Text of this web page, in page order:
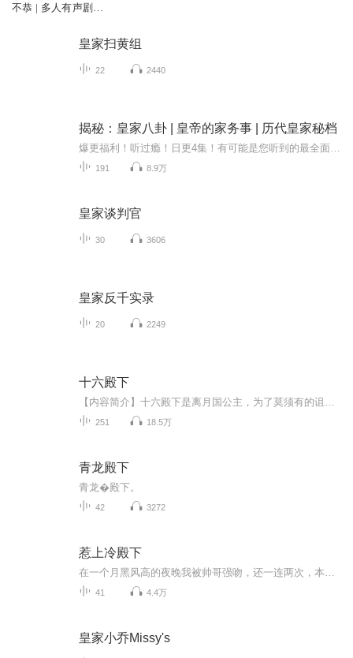
不恭 | 多人有声剧、
皇家扫黄组
22 2440
揭秘：皇家八卦 | 皇帝的家务事 | 历代皇家秘档
191 8.9万
皇家谈判官
30 3606
皇家反千实录
20 2249
十六殿下
251 18.5万
青龙殿下
青龙�殿下。
42 3272
惹上冷殿下
41 4.4万
皇家小乔Missy's